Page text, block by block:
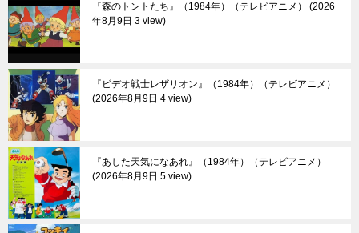
『森のトントたち』（1984年）（テレビアニメ）
2026
年8月9日 3 view
『ビデオ戦士レザリオン』（1984年）（テレビアニメ）
2026年8月9日 4 view
『あした天気になあれ』（1984年）（テレビアニメ）
2026年8月9日 5 view